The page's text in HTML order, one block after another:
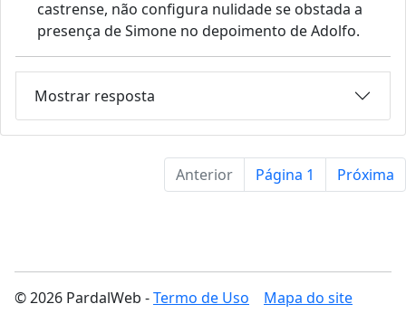
castrense, não configura nulidade se obstada a
presença de Simone no depoimento de Adolfo.
Mostrar resposta
Anterior Página 1 Próxima
© 2026 PardalWeb -Termo de Uso
Mapa do site